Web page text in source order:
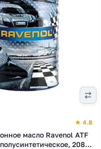
★ 4.8
масло Ravenol ATF
208 л